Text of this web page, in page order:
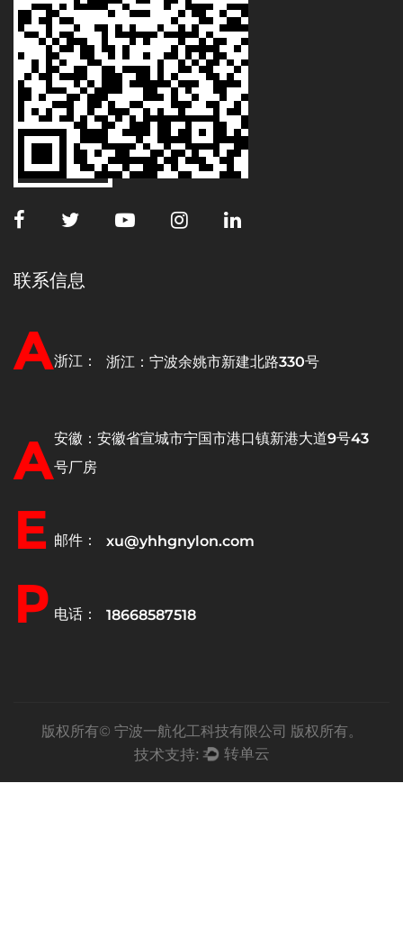
联系信息
A浙江： 浙江：宁波余姚市新建北路330号
A安徽：安徽省宣城市宁国市港口镇新港大道9号43
号厂房
E 邮件： xu@yhhgnylon.com
P 电话： 18668587518
版权所有© 宁波一航化工科技有限公司 版权所有。